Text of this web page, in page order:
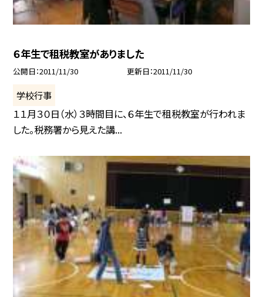
６年生で租税教室がありました
公開日 2011/11/30 更新日 2011/11/30
学校行事
１１月３０日（水）３時間目に、６年生で租税教室が行われま
した。税務署から見えた講...